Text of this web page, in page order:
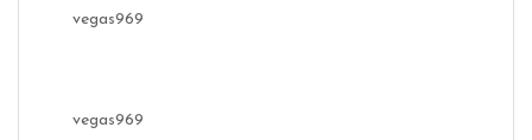
vegas969
vegas969